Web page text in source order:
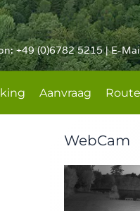
+49 (0)6782 5215 | E-
Aanvraag Route
WebCam